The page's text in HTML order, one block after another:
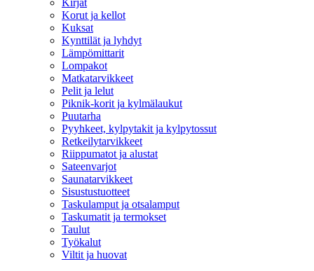
Kirjat
Korut ja kellot
Kuksat
Kynttilät ja lyhdyt
Lämpömittarit
Lompakot
Matkatarvikkeet
Pelit ja lelut
Piknik-korit ja kylmälaukut
Puutarha
Pyyhkeet, kylpytakit ja kylpytossut
Retkeilytarvikkeet
Riippumatot ja alustat
Sateenvarjot
Saunatarvikkeet
Sisustustuotteet
Taskulamput ja otsalamput
Taskumatit ja termokset
Taulut
Työkalut
Viltit ja huovat